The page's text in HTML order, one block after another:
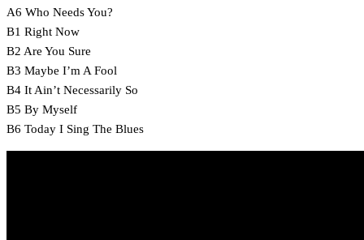
A6 Who Needs You?
B1 Right Now
B2 Are You Sure
B3 Maybe I’m A Fool
B4 It Ain’t Necessarily So
B5 By Myself
B6 Today I Sing The Blues